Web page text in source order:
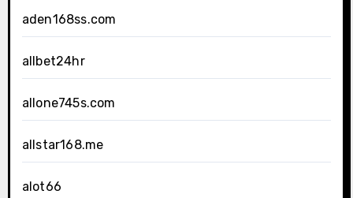
aden168ss.com
allbet24hr
allone745s.com
allstar168.me
alot66